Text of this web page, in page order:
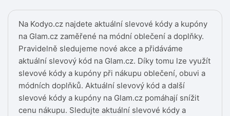
Na Kodyo.cz najdete aktuální slevové kódy a kupóny
na Glam.cz zaměřené na módní oblečení a doplňky.
Pravidelně sledujeme nové akce a přidáváme
aktuální slevový kód na Glam.cz. Díky tomu lze využít
slevové kódy a kupóny při nákupu oblečení, obuvi a
módních doplňků. Aktuální slevový kód a další
slevové kódy a kupóny na Glam.cz pomáhají snížit
cenu nákupu. Sledujte aktuální slevové kódy a